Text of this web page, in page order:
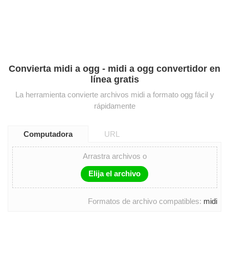
Convierta midi a ogg - midi a ogg convertidor en
línea gratis
La herramienta convierte archivos midi a formato ogg fácil y
rápidamente
Computadora URL
Arrastra archivos o
Elija el archivo
Formatos de archivo compatibles: midi